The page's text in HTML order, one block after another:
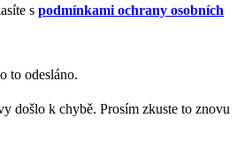
spodmínkami ochrany osobních
to odesláno.
došlo k chybě. Prosím zkuste to znovu